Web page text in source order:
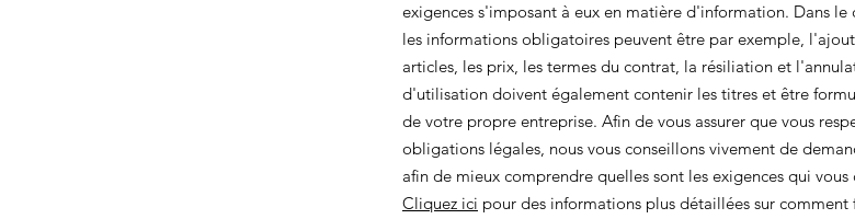
exigences s'imposant à eux en matière d'information. Dans
les informations obligatoires peuvent être par exemple,
articles, les prix, les termes du contrat, la résiliation et
d'utilisation doivent également contenir les titres et être
de votre propre entreprise. Afin de vous assurer que vous
obligations légales, nous vous conseillons vivement de
afin de mieux comprendre quelles sont les exigences qui
Cliquez ici pour des informations plus détaillées sur